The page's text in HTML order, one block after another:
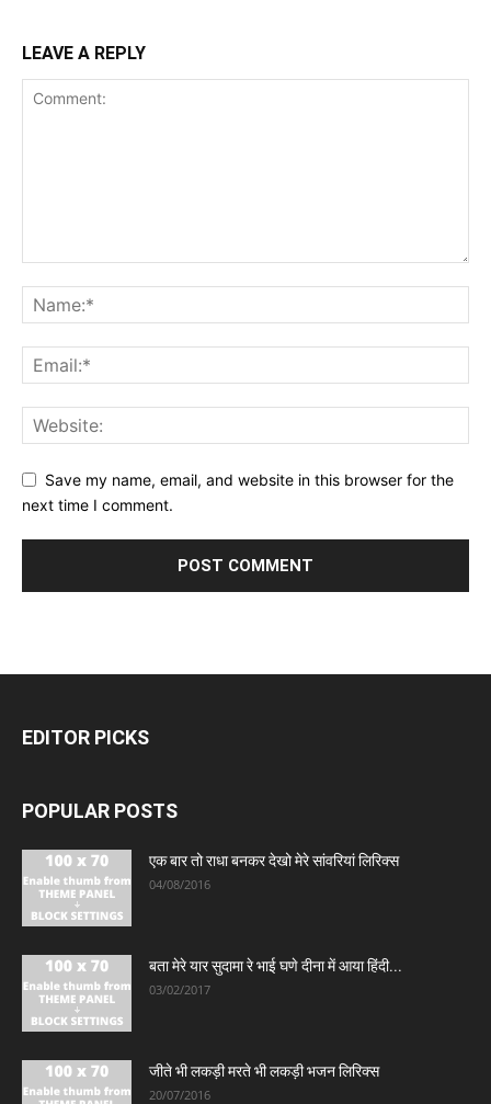
LEAVE A REPLY
Save my name, email, and website in this browser for the
next time I comment.
EDITOR PICKS
POPULAR POSTS
एक बार तो राधा बनकर देखो मेरे सांवरियां लिरिक्स
04/08/2016
बता मेरे यार सुदामा रे भाई घणे दीना में आया हिंदी...
03/02/2017
जीते भी लकड़ी मरते भी लकड़ी भजन लिरिक्स
20/07/2016